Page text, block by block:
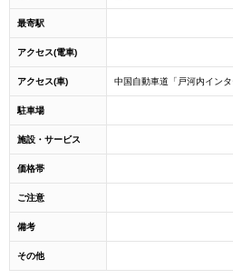
最寄駅
アクセス(電車)
アクセス(車) 中国自動車道「戸河内イン
駐車場
施設・サービス
価格帯
ご注意
備考
その他